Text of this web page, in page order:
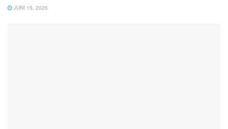
JUNI 15, 2026